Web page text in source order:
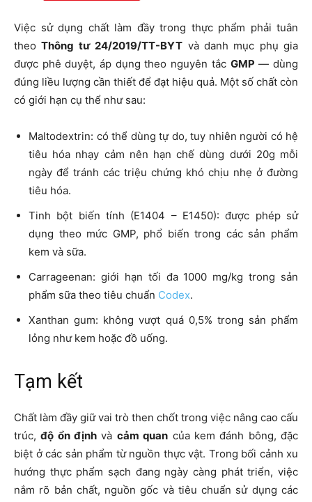
Việc sử dụng chất làm đầy trong thực phẩm phải tuân
theoThông tư 24/2019/TT-BYT và danh mục phụ gia
được phê duyệt, áp dụng theo nguyên tắc GMP — dùng
đúng liều lượng cần thiết để đạt hiệu quả. Một số chất còn
có giới hạn cụ thể như sau:
Maltodextrin: có thể dùng tự do, tuy nhiên người có hệ
tiêu hóa nhạy cảm nên hạn chế dùng dưới 20g mỗi
ngày để tránh các triệu chứng khó chịu nhẹ ở đường
tiêu hóa.
Tinh bột biến tính (E1404 – E1450): được phép sử
dụng theo mức GMP, phổ biến trong các sản phẩm
kem và sữa.
Carrageenan: giới hạn tối đa 1000 mg/kg trong sản
phẩm sữa theo tiêu chuẩn Codex.
Xanthan gum: không vượt quá 0,5% trong sản phẩm
lỏng như kem hoặc đồ uống.
Tạm kết
Chất làm đầy giữ vai trò then chốt trong việc nâng cao cấu
trúc,độ ổn định và cảm quan của kem đánh bông, đặc
biệt ở các sản phẩm từ nguồn thực vật. Trong bối cảnh xu
hướng thực phẩm sạch đang ngày càng phát triển, việc
nắm rõ bản chất, nguồn gốc và tiêu chuẩn sử dụng các